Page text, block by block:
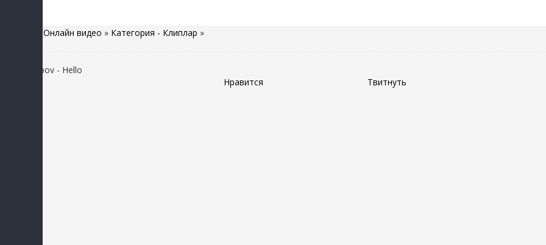
Онлайн видео » Категория - Клиплар »
Farruh Saipov - Hello
Нравится
Твитнуть